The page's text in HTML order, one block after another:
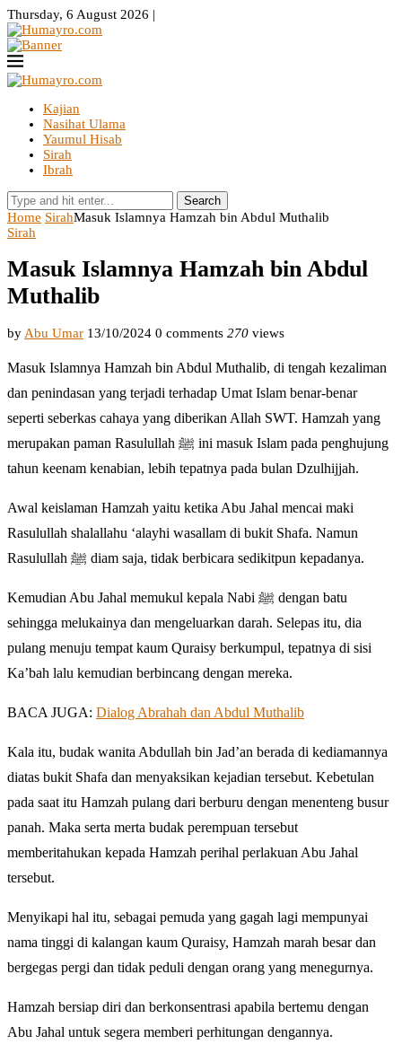
Thursday, 6 August 2026 |
Kajian
Nasihat Ulama
Yaumul Hisab
Sirah
Ibrah
Search
Home SirahMasuk Islamnya Hamzah bin Abdul Muthalib
Sirah
Masuk Islamnya Hamzah bin Abdul
Muthalib
by Abu Umar 13/10/2024 0 comments 270 views
Masuk Islamnya Hamzah bin Abdul Muthalib, di tengah kezaliman
dan penindasan yang terjadi terhadap Umat Islam benar-benar
seperti seberkas cahaya yang diberikan Allah SWT. Hamzah yang
merupakan paman Rasulullah ﷺ ini masuk Islam pada penghujung
tahun keenam kenabian, lebih tepatnya pada bulan Dzulhijjah.
Awal keislaman Hamzah yaitu ketika Abu Jahal mencai maki
Rasulullah shalallahu ‘alayhi wasallam di bukit Shafa. Namun
Rasulullah ﷺ diam saja, tidak berbicara sedikitpun kepadanya.
Kemudian Abu Jahal memukul kepala Nabi ﷺ dengan batu
sehingga melukainya dan mengeluarkan darah. Selepas itu, dia
pulang menuju tempat kaum Quraisy berkumpul, tepatnya di sisi
Ka’bah lalu kemudian berbincang dengan mereka.
BACA JUGA: Dialog Abrahah dan Abdul Muthalib
Kala itu, budak wanita Abdullah bin Jad’an berada di kediamannya
diatas bukit Shafa dan menyaksikan kejadian tersebut. Kebetulan
pada saat itu Hamzah pulang dari berburu dengan menenteng busur
panah. Maka serta merta budak perempuan tersebut
memberitahukan kepada Hamzah perihal perlakuan Abu Jahal
tersebut.
Menyikapi hal itu, sebagai pemuda yang gagah lagi mempunyai
nama tinggi di kalangan kaum Quraisy, Hamzah marah besar dan
bergegas pergi dan tidak peduli dengan orang yang menegurnya.
Hamzah bersiap diri dan berkonsentrasi apabila bertemu dengan
Abu Jahal untuk segera memberi perhitungan dengannya.